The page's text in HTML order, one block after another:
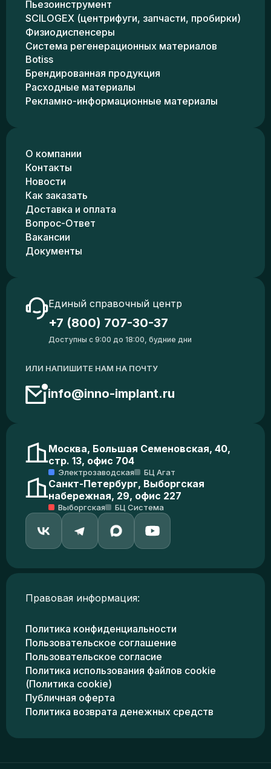
Пьезоинструмент
SCILOGEX (центрифуги, запчасти, пробирки)
Физиодиспенсеры
Система регенерационных материалов
Botiss
Брендированная продукция
Расходные материалы
Рекламно-информационные материалы
О компании
Контакты
Новости
Как заказать
Доставка и оплата
Вопрос-Ответ
Вакансии
Документы
Единый справочный центр
+7 (800) 707-30-37
Доступны с 9:00 до 18:00, будние дни
ИЛИ НАПИШИТЕ НАМ НА ПОЧТУ
info@inno-implant.ru
Москва, Большая Семеновская, 40,
стр. 13, офис 704
Электрозаводская БЦ Агат
Санкт-Петербург, Выборгская
набережная, 29, офис 227
Выборгская БЦ Система
Правовая информация:
Политика конфиденциальности
Пользовательское соглашение
Пользовательское согласие
Политика использования файлов cookie
(Политика cookie)
Публичная оферта
Политика возврата денежных средств